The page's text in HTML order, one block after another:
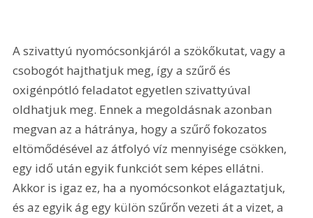
A szivattyú nyomócsonkjáról a szökőkutat, vagy a
csobogót hajthatjuk meg, így a szűrő és
oxigénpótló feladatot egyetlen szivattyúval
oldhatjuk meg. Ennek a megoldásnak azonban
megvan az a hátránya, hogy a szűrő fokozatos
eltömődésével az átfolyó víz mennyisége csökken,
egy idő után egyik funkciót sem képes ellátni.
Akkor is igaz ez, ha a nyomócsonkot elágaztatjuk,
és az egyik ág egy külön szűrőn vezeti át a vizet, a